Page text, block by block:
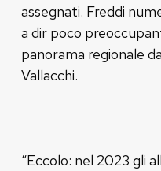
assegnati. Freddi
a dir poco
panorama regionale
Vallacchi.
“Eccolo: nel 2023 gli